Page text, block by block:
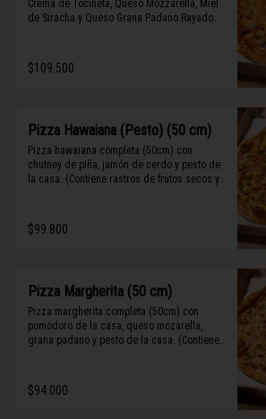
Crema de Tocineta, Queso Mozzarella, Miel
de Siracha y Queso Grana Padano Rayado.
$109.500
Pizza Hawaiana (Pesto) (50 cm)
Pizza hawaiana completa (50cm) con
chutney de piña, jamón de cerdo y pesto de
la casa. (Contiene rastros de frutos secos y
$99.800
Pizza Margherita (50 cm)
Pizza margherita completa (50cm) con
pomodoro de la casa, queso mozarella,
grana padano y pesto de la casa. (Contiene
$94.000